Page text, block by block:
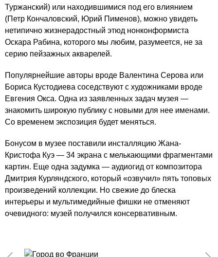
Туржанский) или находившимися под его влиянием
(Петр Кончаловский, Юрий Пименов), можно увидеть
нетипично жизнерадостный этюд нонконформиста
Оскара Рабина, которого мы любим, разумеется, не за
серию пейзажных акварелей.
Популярнейшие авторы вроде Валентина Серова или
Бориса Кустодиева соседствуют с художниками вроде
Евгения Окса. Одна из заявленных задач музея —
знакомить широкую публику с новыми для нее именами.
Со временем экспозиция будет меняться.
Бонусом в музее поставили инсталляцию Жана-
Кристофа Куэ — 34 экрана с мелькающими фрагментами
картин. Еще одна задумка — аудиогид от композитора
Дмитрия Курляндского, который «озвучил» пять топовых
произведений коллекции. Но свежие до блеска
интерьеры и мультимедийные фишки не отменяют
очевидного: музей получился консервативным.